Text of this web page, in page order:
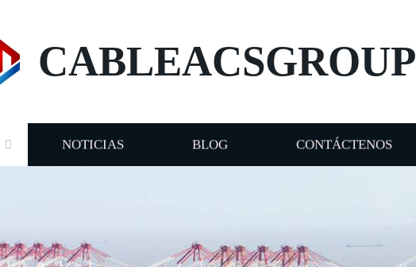
CABLEACSGROUP
NOTICIAS BLOG CONTÁCTENOS